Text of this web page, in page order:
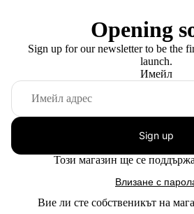
Opening
Sign up for our newsletter to be the
launch.
Имейл
Sign up
Този магазин ще се
Влизане с
Вие ли сте собственикът на